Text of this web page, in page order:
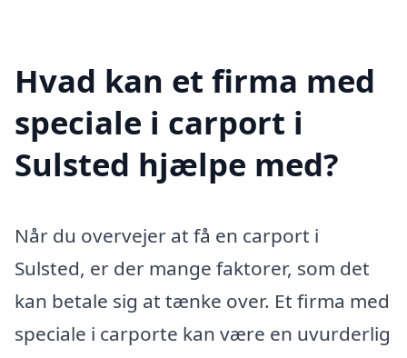
Hvad kan et firma med
speciale i carport i
Sulsted hjælpe med?
Når du overvejer at få en carport i
Sulsted, er der mange faktorer, som det
kan betale sig at tænke over. Et firma med
speciale i carporte kan være en uvurderlig